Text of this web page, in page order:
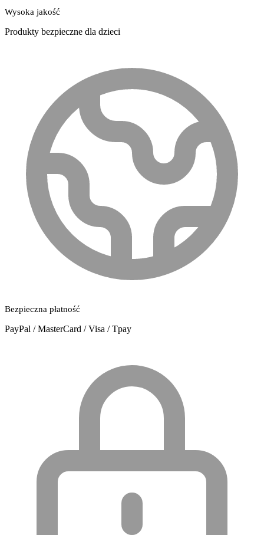
Wysoka jakość
Produkty bezpieczne dla dzieci
Bezpieczna płatność
PayPal / MasterCard / Visa / Tpay